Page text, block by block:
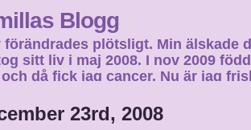
Blogg
förändrades plötsligt. Min älskade
sitt liv i maj 2008. I nov 2009
då fick jag cancer. Nu är jag
23rd, 2008